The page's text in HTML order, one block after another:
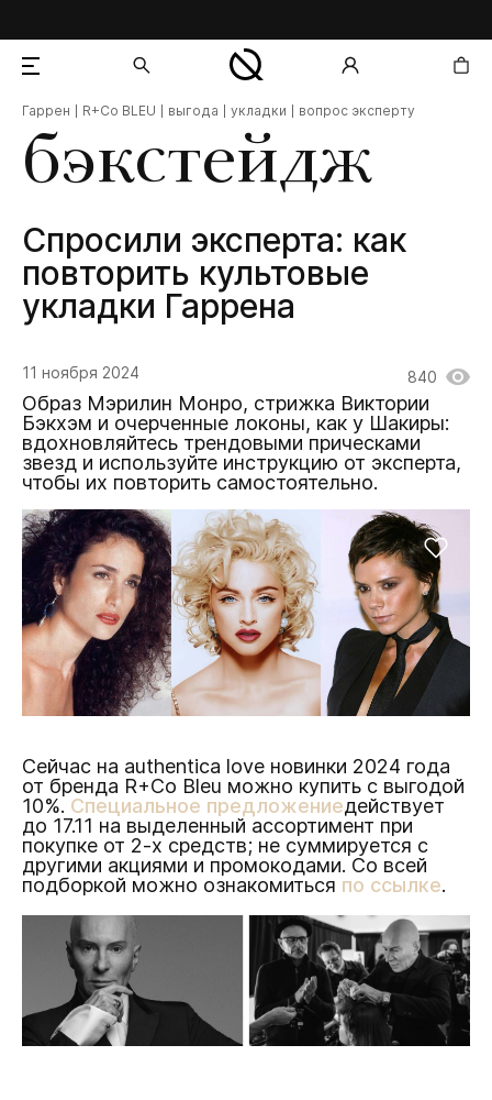
добавлен в корзину
бэкстейдж
Спросили эксперта: как
повторить культовые
укладки Гаррена
Гаррен R+Co BLEU выгода укладки вопрос эксперту
11 ноября 2024 840
Образ Мэрилин Монро, стрижка Виктории
Бэкхэм и очерченные локоны, как у Шакиры:
вдохновляйтесь трендовыми прическами
звезд и используйте инструкцию от эксперта,
чтобы их повторить самостоятельно.
Сейчас на authentica love новинки 2024 года
от бренда R+Co Bleu можно купить с выгодой
10%. Специальное предложениедействует
до 17.11 на выделенный ассортимент при
покупке от 2-х средств; не суммируется с
другими акциями и промокодами. Со всей
подборкой можно ознакомиться по ссылке.